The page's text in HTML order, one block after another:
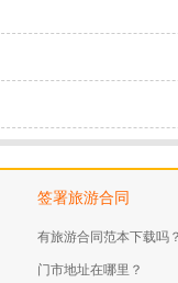
签署旅游合同
有旅游合同范本下载吗
门市地址在哪里？